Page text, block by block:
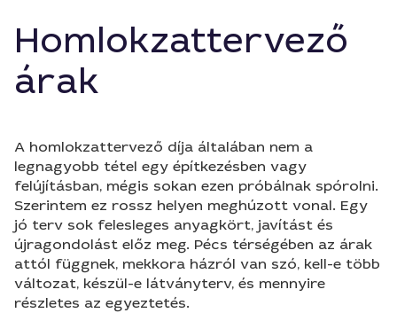
Homlokzattervező
árak
A homlokzattervező díja általában nem a
legnagyobb tétel egy építkezésben vagy
felújításban, mégis sokan ezen próbálnak spórolni.
Szerintem ez rossz helyen meghúzott vonal. Egy
jó terv sok felesleges anyagkört, javítást és
újragondolást előz meg. Pécs térségében az árak
attól függnek, mekkora házról van szó, kell-e több
változat, készül-e látványterv, és mennyire
részletes az egyeztetés.